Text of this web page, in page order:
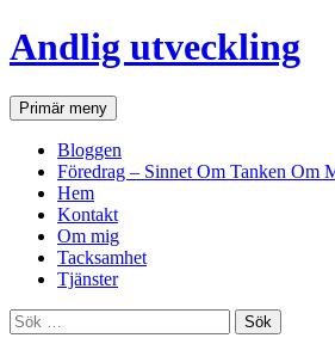
Andlig utveckling
SökPrimär meny Hoppa
till
innehåll
Bloggen
Föredrag – Sinnet Om Tanken Om
Hem
Kontakt
Om mig
Tacksamhet
Tjänster
Sök